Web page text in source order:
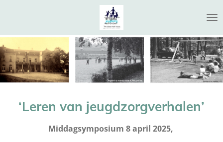
naar
de
hoofdinhoud
‘Leren van jeugdzorgverhalen’
Middagsymposium 8 april 2025,